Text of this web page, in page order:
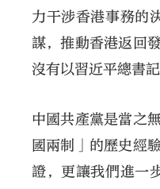
力干涉香港事務的
謀，推動香港返回
沒有以習近平總書
中國共產黨是當之
國兩制」的歷史經
證，更讓我們進一